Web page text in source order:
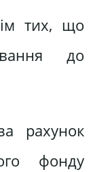
тих, що
до
рахунок
фонду